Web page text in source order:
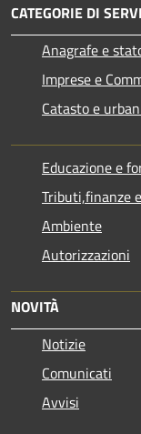
CATEGORIE DI
Anagrafe e
Imprese e
Catasto e
Educazione e
Tributi,finanze
Ambiente
Autorizzazioni
NOVITÀ
Notizie
Comunicati
Avvisi